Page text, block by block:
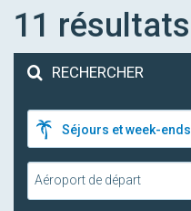
11 résultats
RECHERCHER
Séjours et week-ends
Aéroport de départ